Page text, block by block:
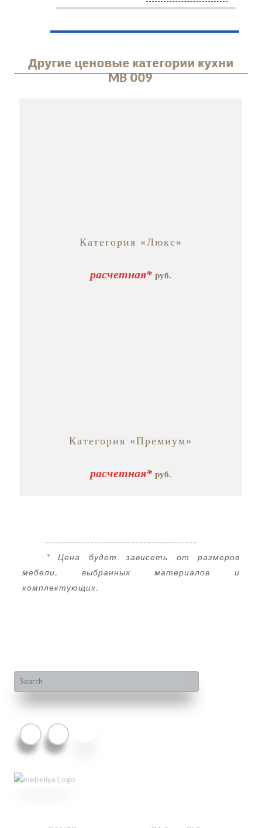
Другие ценовые категории кухни
MB 009
Категория «Люкс»
расчетная*руб.
Категория «Премиум»
расчетная*руб.
* Цена будет зависеть от размеров
мебели, выбранных материалов и
комплектующих.
Search
for: